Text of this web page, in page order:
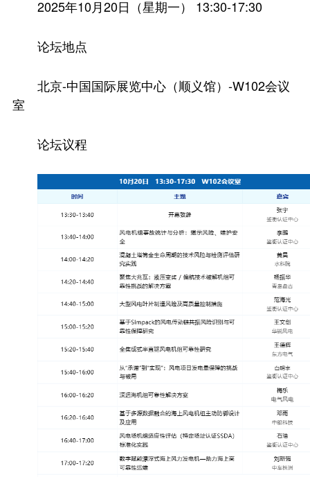
2025年10月20日（星期一） 13:30-17:30
论坛地点
北京-中国国际展览中心（顺义馆）-W102会议
室
论坛议程